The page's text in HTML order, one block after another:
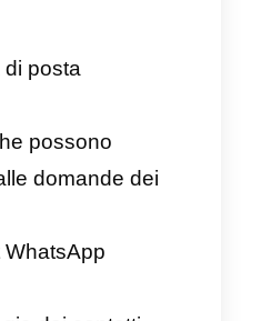
CRM per
e perché la tua
ha bisogno?
WhatsApp è una